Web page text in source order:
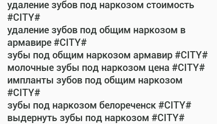
удаление зубов под наркозом стоимость
#CITY#
удаление зубов под общим наркозом в
армавире #CITY#
зубы под общим наркозом армавир #CITY#
молочные зубы под наркозом цена #CITY#
импланты зубов под общим наркозом
#CITY#
зубы под наркозом белореченск #CITY#
выдернуть зубы под наркозом #CITY#